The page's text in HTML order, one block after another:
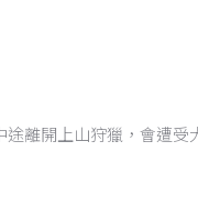
離開上山狩獵，會遭受